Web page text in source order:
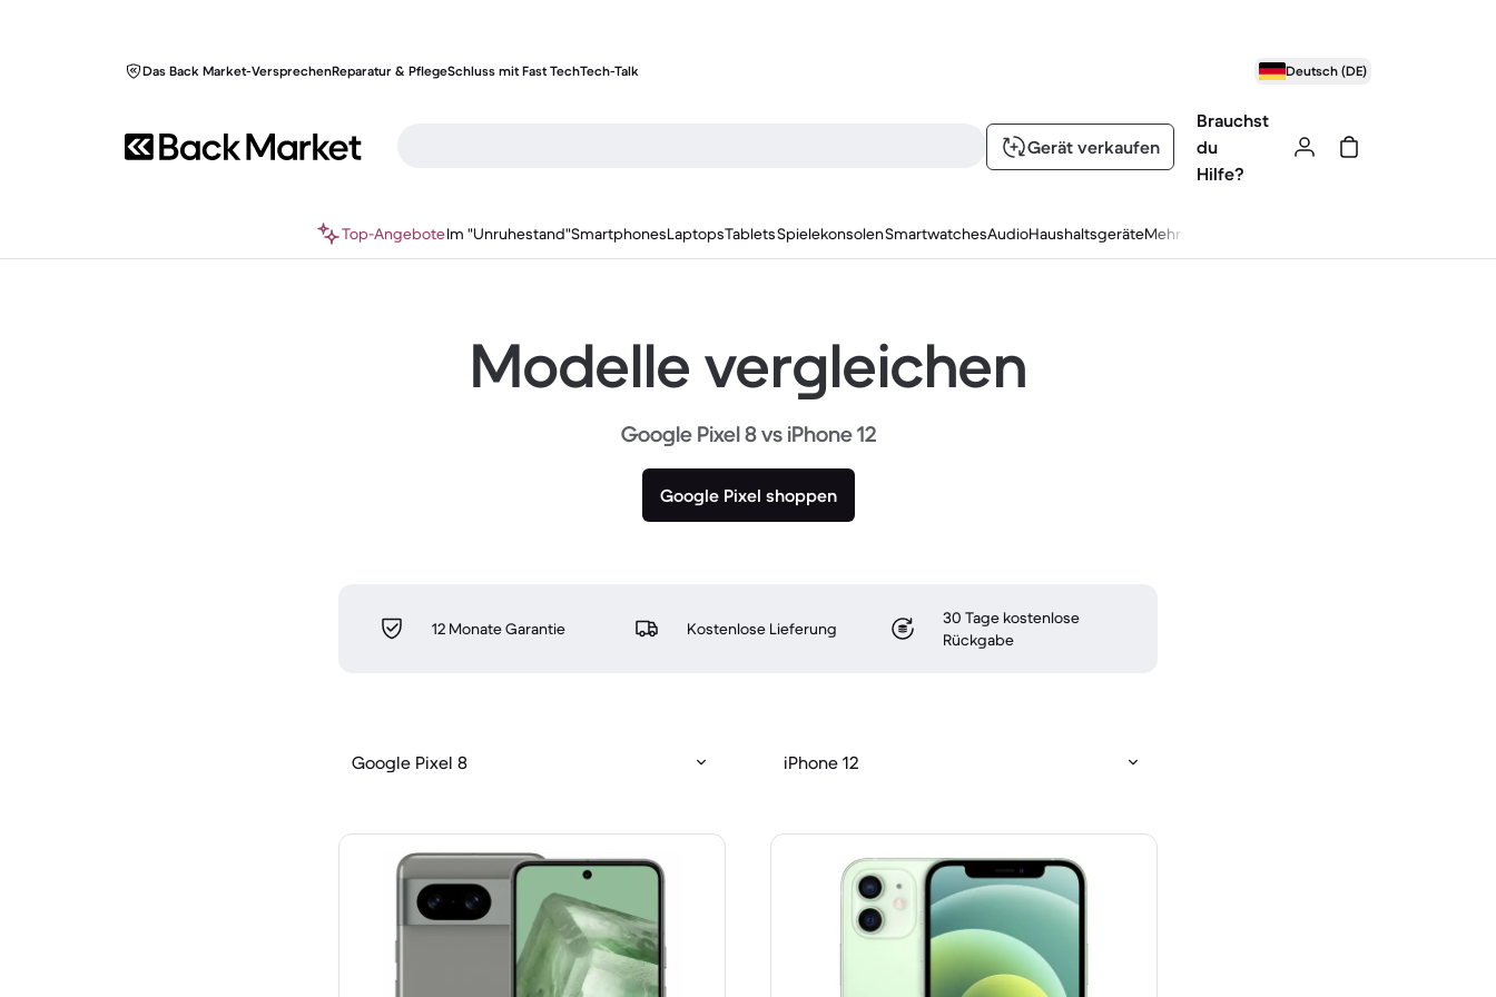
Das Back Market-VersprechenReparatur & PflegeSchluss mit Fast TechTech-Talk Deutsch (DE)
Gerät verkaufen
Brauchst
du
Hilfe?
Top-AngeboteIm "Unruhestand"SmartphonesLaptopsTabletsSpielekonsolenSmartwatchesAudioHaushaltsgeräteMehr
Modelle vergleichen
Google Pixel 8 vs iPhone 12
Google Pixel shoppen
12 Monate Garantie Kostenlose Lieferung
30 Tage kostenlose
Rückgabe
Google Pixel 8 iPhone 12